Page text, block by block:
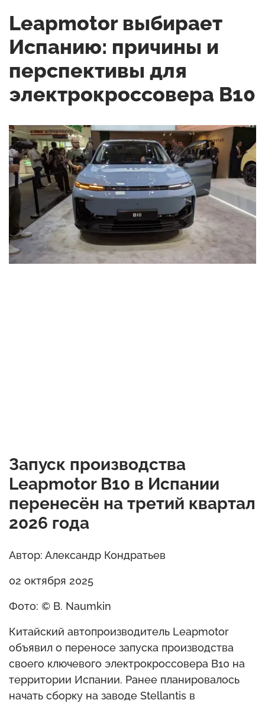
Leapmotor выбирает
Испанию: причины и
перспективы для
электрокроссовера B10
Запуск производства
Leapmotor B10 в Испании
перенесён на третий квартал
2026 года
Автор: Александр Кондратьев
02 октября 2025
Фото: © B. Naumkin
Китайский автопроизводитель Leapmotor
объявил о переносе запуска производства
своего ключевого электрокроссовера B10 на
территории Испании. Ранее планировалось
начать сборку на заводе Stellantis в